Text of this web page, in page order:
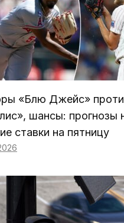
«Блю Джейс»
шансы: прогнозы
ставки на пятницу